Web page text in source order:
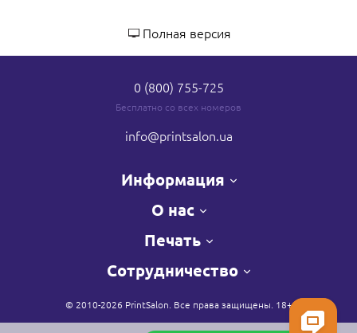
Полная версия
0 (800) 755-725
Бесплатно со всех номеров
info@printsalon.ua
Информация
О нас
Печать
Сотрудничество
© 2010-2026 PrintSalon. Все права защищены. 18+